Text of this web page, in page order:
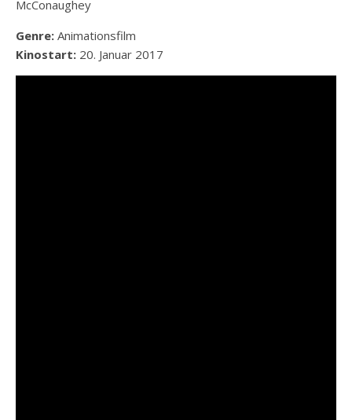
McConaughey
Genre: Animationsfilm
Kinostart: 20. Januar 2017